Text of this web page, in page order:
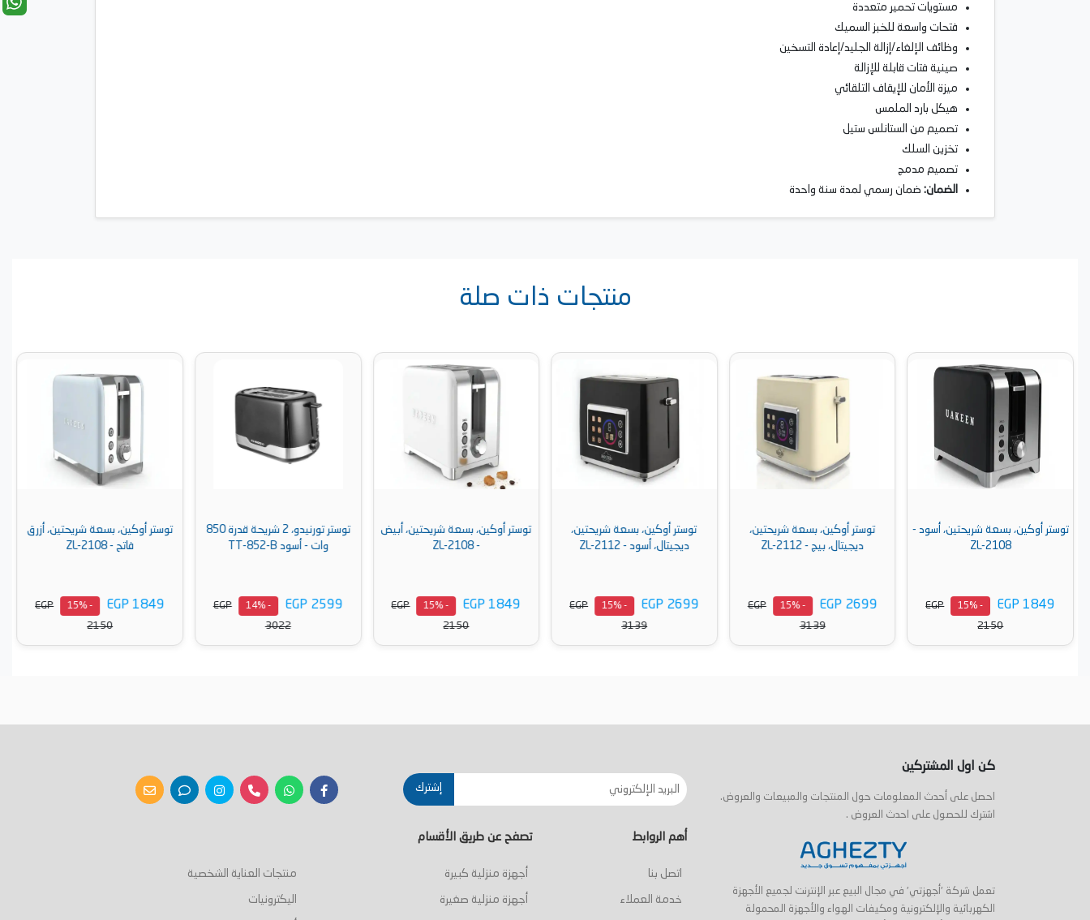
مستويات تحمير متعددة
فتحات واسعة للخبز السميك
وظائف الإلغاء/إزالة الجليد/إعادة التسخين
صينية فتات قابلة للإزالة
ميزة الأمان للإيقاف التلقائي
هيكل بارد الملمس
تصميم من الستانلس ستيل
تخزين السلك
تصميم مدمج
الضمان: ضمان رسمي لمدة سنة واحدة
منتجات ذات صلة
توستر أوكين، بسعة شريحتين، أسود -
ZL-2108
EGP 1849
- 15%
EGP
2150
توستر أوكين، بسعة شريحتين،
ديجيتال، بيج - ZL-2112
EGP 2699
- 15%
EGP
3139
توستر أوكين، بسعة شريحتين،
ديجيتال، أسود - ZL-2112
EGP 2699
- 15%
EGP
3139
توستر أوكين، بسعة شريحتين، أبيض
- ZL-2108
EGP 1849
- 15%
EGP
2150
توستر تورنيدو، 2 شريحة قدرة 850
وات - أسود TT-852-B
EGP 2599
- 14%
EGP
3022
توستر أوكين، بسعة شريحتين، أزرق
فاتح - ZL-2108
EGP 1849
- 15%
EGP
2150
كن اول المشتركين
احصل على أحدث المعلومات حول المنتجات والمبيعات والعروض.
اشترك للحصول على احدث العروض .
إشترك
تعمل شركة 'أجهزتي' في مجال البيع عبر الإنترنت لجميع الأجهزة
الكهربائية والإلكترونية ومكيفات الهواء والأجهزة المحمولة
أهم الروابط
اتصل بنا
خدمة العملاء
تصفح عن طريق الأقسام
أجهزة منزلية كبيرة
أجهزة منزلية صغيرة
منتجات العناية الشخصية
اليكترونيات